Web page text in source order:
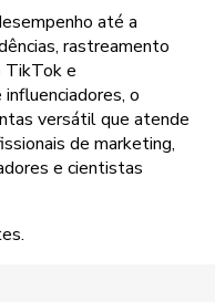
até a
rastreamento
TikTok e
o
versátil que atende
de marketing,
e cientistas